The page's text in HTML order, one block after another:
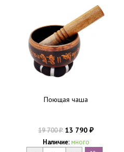
Поющая чаша
19 700₽ 13 790 ₽
Наличие: много